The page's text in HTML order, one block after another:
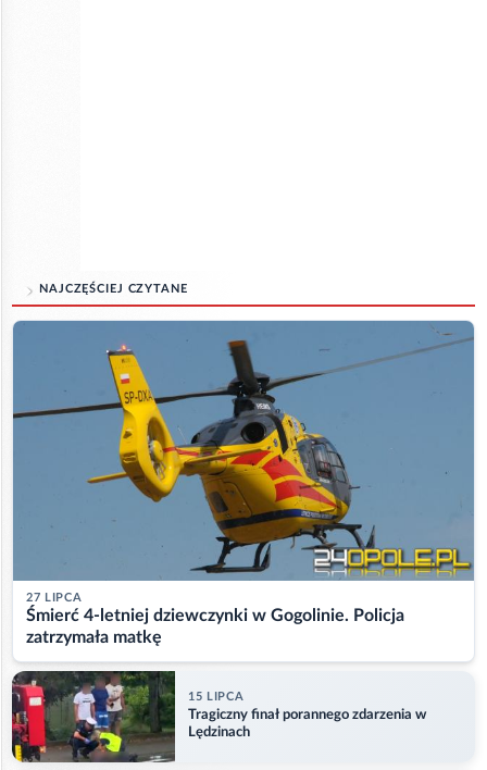
NAJCZĘŚCIEJ CZYTANE
27 LIPCA
Śmierć 4-letniej dziewczynki w Gogolinie. Policja
zatrzymała matkę
15 LIPCA
Tragiczny finał porannego zdarzenia w
Lędzinach